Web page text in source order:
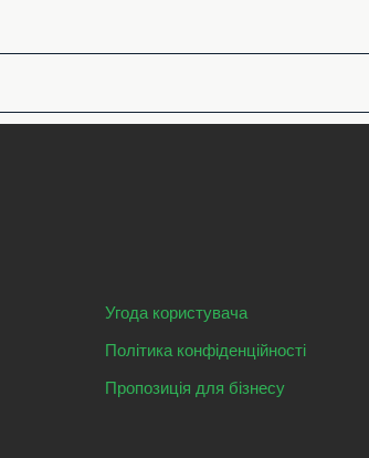
Угода користувача
Політика конфіденційності
Пропозиція для бізнесу